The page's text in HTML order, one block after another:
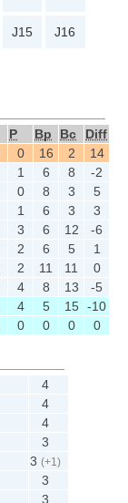
J15 J16
P Bp Bc
Diff
0 16 2
14
1 6 8
-2
0 8 3
5
1 6 3
3
3 6 12
-6
2 6 5
1
2 11 11
0
4 8 13
-5
4 5 15 -10
0 0 0 0
4
4
4
3
3(+1)
3
3